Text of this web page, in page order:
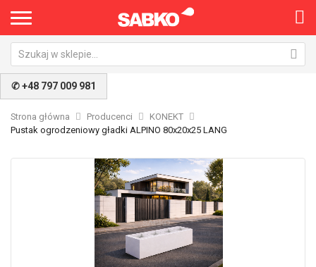
✆ +48 797 009 981
Strona główna Producenci
KONEKT
Pustak ogrodzeniowy gładki ALPINO 80x20x25 LANG